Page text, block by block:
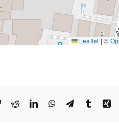
Leaflet | ©
BlueskyRedditLinkedInWhatsApp
TelegramTumblr